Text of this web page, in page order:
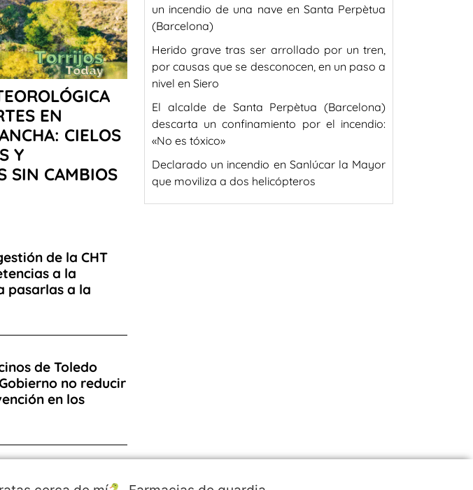
EN
CIELOS
Y
SIN CAMBIOS
de la CHT
a la
pasarlas a la
de Toledo
no reducir
en los
un incendio de una nave en Santa Perpètua
(Barcelona)
Herido grave tras ser arrollado por un tren,
por causas que se desconocen, en un paso a
nivel en Siero
El alcalde de Santa Perpètua (Barcelona)
descarta un confinamiento por el incendio:
«No es tóxico»
Declarado un incendio en Sanlúcar la Mayor
que moviliza a dos helicópteros